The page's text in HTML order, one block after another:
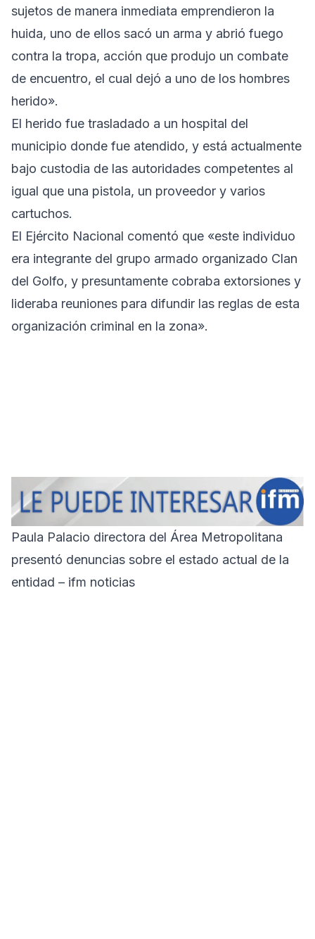
sujetos de manera inmediata emprendieron la
huida, uno de ellos sacó un arma y abrió fuego
contra la tropa, acción que produjo un combate
de encuentro, el cual dejó a uno de los hombres
herido».
El herido fue trasladado a un hospital del
municipio donde fue atendido, y está actualmente
bajo custodia de las autoridades competentes al
igual que una pistola, un proveedor y varios
cartuchos.
El Ejército Nacional comentó que «este individuo
era integrante del grupo armado organizado Clan
del Golfo, y presuntamente cobraba extorsiones y
lideraba reuniones para difundir las reglas de esta
organización criminal en la zona».
Paula Palacio directora del Área Metropolitana
presentó denuncias sobre el estado actual de la
entidad – ifm noticias